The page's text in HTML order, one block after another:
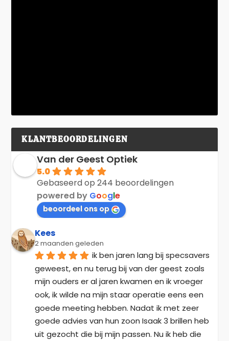
KLANTBEOORDELINGEN
Van der Geest Optiek
5.0
Gebaseerd op 244 beoordelingen
powered by Google
beoordeel ons op
Kees
2 maanden geleden
ik ben jaren lang bij specsavers
geweest, en nu terug bij van der geest zoals
mijn ouders er al jaren kwamen en ik vroeger
ook, ik wilde na mijn staar operatie eens een
goede meeting hebben. Nadat ik met zeer
goede advies van hun zoon Isaak 3 brillen heb
uit gezocht die bij mijn passen. Nu ik heb die